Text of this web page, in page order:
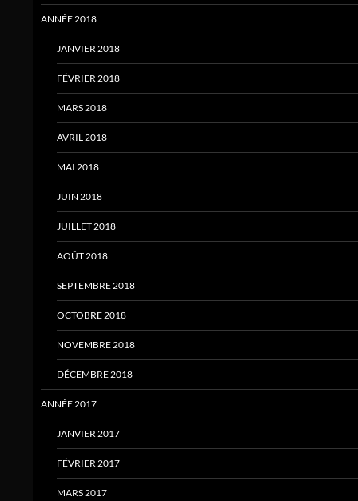
ANNÉE 2018
JANVIER 2018
FÉVRIER 2018
MARS 2018
AVRIL 2018
MAI 2018
JUIN 2018
JUILLET 2018
AOÛT 2018
SEPTEMBRE 2018
OCTOBRE 2018
NOVEMBRE 2018
DÉCEMBRE 2018
ANNÉE 2017
JANVIER 2017
FÉVRIER 2017
MARS 2017